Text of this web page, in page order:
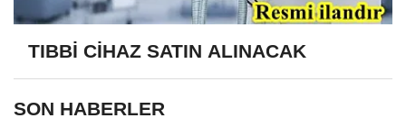
TIBBİ CİHAZ SATIN ALINACAK
SON HABERLER